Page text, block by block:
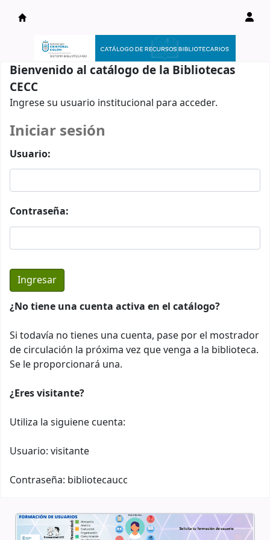
Catálogo en línea
Bienvenido al catálogo de la Bibliotecas
CECC
Ingrese su usuario institucional para acceder.
Iniciar sesión
Usuario:
Contraseña:
¿No tiene una cuenta activa en el catálogo?
Si todavía no tienes una cuenta, pase por el mostrador
de circulación la próxima vez que venga a la biblioteca.
Se le proporcionará una.
¿Eres visitante?
Utiliza la siguiene cuenta:
Usuario: visitante
Contraseña: bibliotecaucc